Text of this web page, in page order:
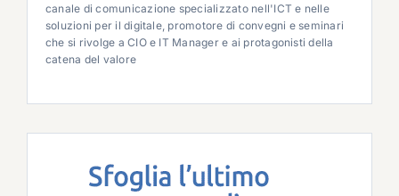
canale di comunicazione specializzato nell'ICT e nelle
soluzioni per il digitale, promotore di convegni e seminari
che si rivolge a CIO e IT Manager e ai protagonisti della
catena del valore